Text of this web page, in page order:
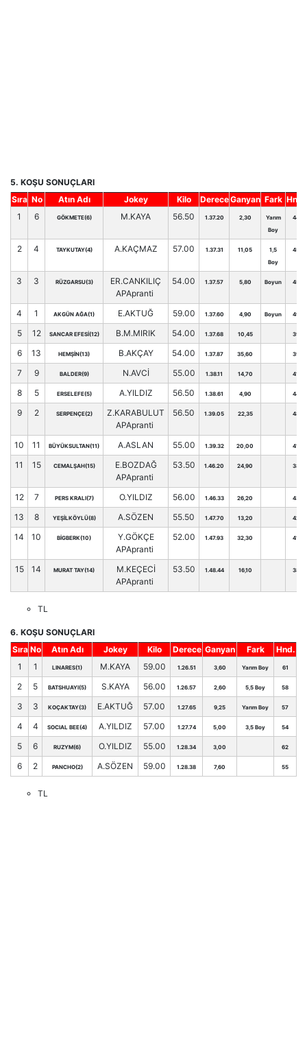
5. KOŞU SONUÇLARI
Sıra No Atın Adı Jokey Kilo DereceGanyan Fark Hnd.
1
6 GÖKMETE(6) M.KAYA 56.50 1.37.20 2,30
Yarım
Boy
44
2 4 TAYKUTAY(4) A.KAÇMAZ 57.00 1.37.31 11,05
1,5
Boy
45
3 3 RÜZGARSU(3)
ER.CANKILIÇ
APApranti
54.00 1.37.57 5,80 Boyun 45
4 1 AKGÜN AĞA(1) E.AKTUĞ 59.00 1.37.60 4,90 Boyun 49
5 12 SANCAR EFESİ(12) B.M.MIRIK 54.00 1.37.68 10,45 39
6 13 HEMŞİN(13) B.AKÇAY 54.00 1.37.87 35,60 39
7 9 BALDER(9) N.AVCİ 55.00 1.38.11 14,70 41
8 5 ERSELEFE(5) A.YILDIZ 56.50 1.38.61 4,90 44
9 2 SERPENÇE(2)
Z.KARABULUT
APApranti
56.50 1.39.05 22,35 48
10 11 BÜYÜKSULTAN(11) A.ASLAN 55.00 1.39.32 20,00 41
11 15 CEMALŞAH(15)
E.BOZDAĞ
APApranti
53.50 1.46.20 24,90 38
12 7 PERS KRALI(7) O.YILDIZ 56.00 1.46.33 26,20 43
13 8 YEŞİLKÖYLÜ(8) A.SÖZEN 55.50 1.47.70 13,20 42
14 10 BİGBERK(10)
Y.GÖKÇE
APApranti
52.00 1.47.93 32,30 41
15 14 MURAT TAY(14)
M.KEÇECİ
APApranti
53.50 1.48.44 16,10 38
TL
6. KOŞU SONUÇLARI
Sıra No Atın Adı Jokey Kilo Derece Ganyan Fark
Hnd.
1
1 LINARES(1) M.KAYA 59.00 1.26.51 3,60 Yarım Boy 61
2 5 BATSHUAYI(5) S.KAYA 56.00 1.26.57 2,60 5,5 Boy 58
3 3 KOÇAKTAY(3) E.AKTUĞ 57.00 1.27.65 9,25 Yarım Boy 57
4 4 SOCIAL BEE(4) A.YILDIZ 57.00 1.27.74 5,00 3,5 Boy 54
5 6 RUZYM(6) O.YILDIZ 55.00 1.28.34 3,00 62
6 2 PANCHO(2) A.SÖZEN 59.00 1.28.38 7,60 55
TL